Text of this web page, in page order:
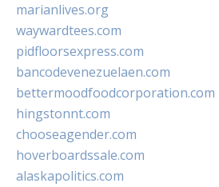
marianlives.org
waywardtees.com
pidfloorsexpress.com
bancodevenezuelaen.com
bettermoodfoodcorporation.com
hingstonnt.com
chooseagender.com
hoverboardssale.com
alaskapolitics.com